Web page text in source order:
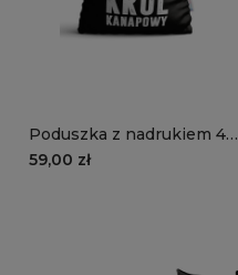
Poduszka z nadrukiem 40
× 40 cm - KRÓL
59,00 zł